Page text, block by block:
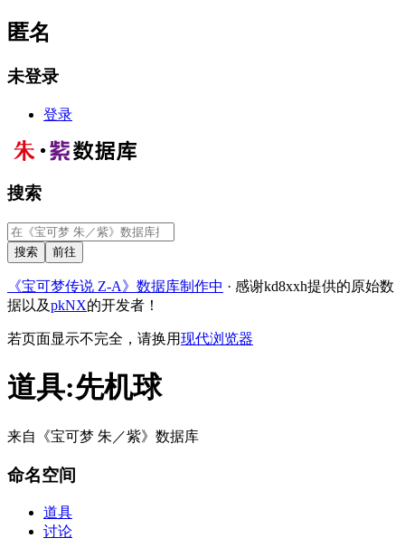
匿名
未登录
登录
搜索
《宝可梦传说 Z-A》数据库制作中 · 感谢kd8xxh提供的原始数
据以及pkNX的开发者！
若页面显示不完全，请换用现代浏览器
道具:先机球
来自《宝可梦 朱／紫》数据库
命名空间
道具
讨论